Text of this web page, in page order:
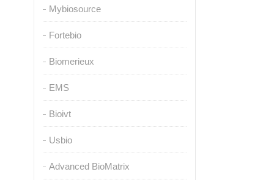
Mybiosource
Fortebio
Biomerieux
EMS
Bioivt
Usbio
Advanced BioMatrix